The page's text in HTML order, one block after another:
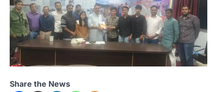
Share the News